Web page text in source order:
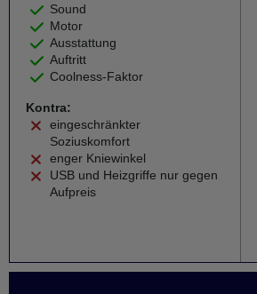
Sound
Motor
Ausstattung
Auftritt
Coolness-Faktor
Kontra:
eingeschränkter
Soziuskomfort
enger Kniewinkel
USB und Heizgriffe nur gegen
Aufpreis